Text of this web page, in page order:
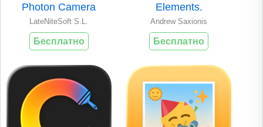
Photon Camera
LateNiteSoft S.L.
Бесплатно
Elements.
Andrew Saxionis
Бесплатно